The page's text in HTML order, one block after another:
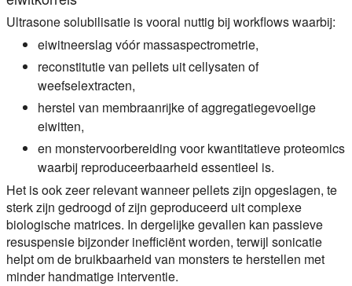
Ultrasone solubilisatie is vooral nuttig bij workflows waarbij:
eiwitneerslag vóór massaspectrometrie,
reconstitutie van pellets uit cellysaten of
weefselextracten,
herstel van membraanrijke of aggregatiegevoelige
eiwitten,
en monstervoorbereiding voor kwantitatieve proteomics
waarbij reproduceerbaarheid essentieel is.
Het is ook zeer relevant wanneer pellets zijn opgeslagen, te
sterk zijn gedroogd of zijn geproduceerd uit complexe
biologische matrices. In dergelijke gevallen kan passieve
resuspensie bijzonder inefficiënt worden, terwijl sonicatie
helpt om de bruikbaarheid van monsters te herstellen met
minder handmatige interventie.